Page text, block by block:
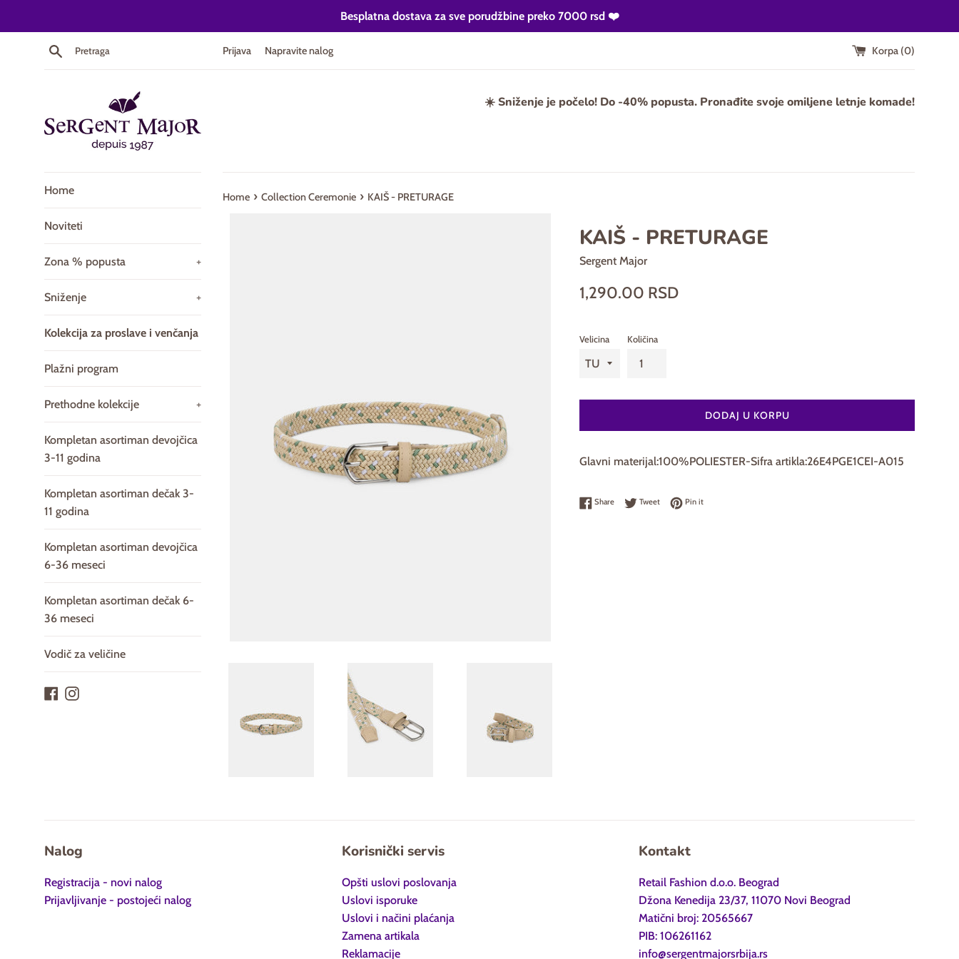
Besplatna dostava za sve porudžbine preko 7000 rsd ❤️
Pretraga Prijava Napravite nalog Korpa (0)
☀️ Sniženje je počelo! Do -40% popusta. Pronađite svoje omiljene letnje komade!
Home
Noviteti
Zona % popusta +
Sniženje +
Kolekcija za proslave i venčanja
Plažni program
Prethodne kolekcije +
Kompletan asortiman devojčica
3-11 godina
Kompletan asortiman dečak 3-
11 godina
Kompletan asortiman devojčica
6-36 meseci
Kompletan asortiman dečak 6-
36 meseci
Vodič za veličine
Facebook
Instagram
Home › Collection Ceremonie › KAIŠ - PRETURAGE
KAIŠ - PRETURAGE
Sergent Major
Regularna
1,290.00 RSD
Velicina Količina
DODAJ U KORPU
Glavni materijal:100%POLIESTER-Sifra artikla:26E4PGE1CEI-A015
ShareShare on Facebook
TweetTweet on Twitter
Pin itPin on Pinterest
Nalog
Registracija - novi nalog
Prijavljivanje - postojeći nalog
Korisnički servis
Opšti uslovi poslovanja
Uslovi isporuke
Uslovi i načini plaćanja
Zamena artikala
Reklamacije
Kontakt
Retail Fashion d.o.o. Beograd
Džona Kenedija 23/37, 11070 Novi Beograd
Matični broj: 20565667
PIB: 106261162
info@sergentmajorsrbija.rs